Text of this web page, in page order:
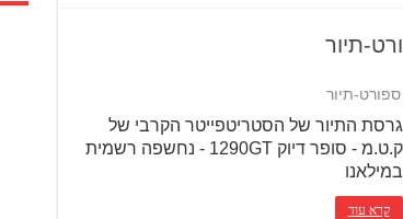
גרסת התיור של הסטריטפייטר הקרבי של
ק.ט.מ - סופר דיוק 1290GT - נחשפה רשמית
במילאנו
קרא עוד